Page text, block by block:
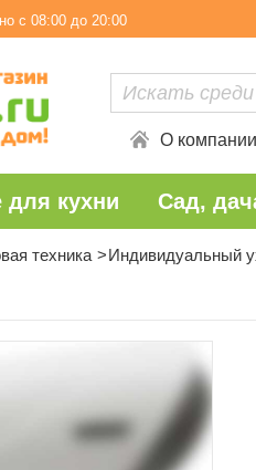
с 08:00 до 20:00
О компании
для кухни Сад,
техника Индивидуальный